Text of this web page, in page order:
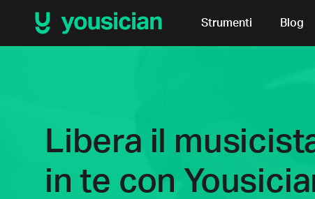
Strumenti Blog
Libera il
in te con